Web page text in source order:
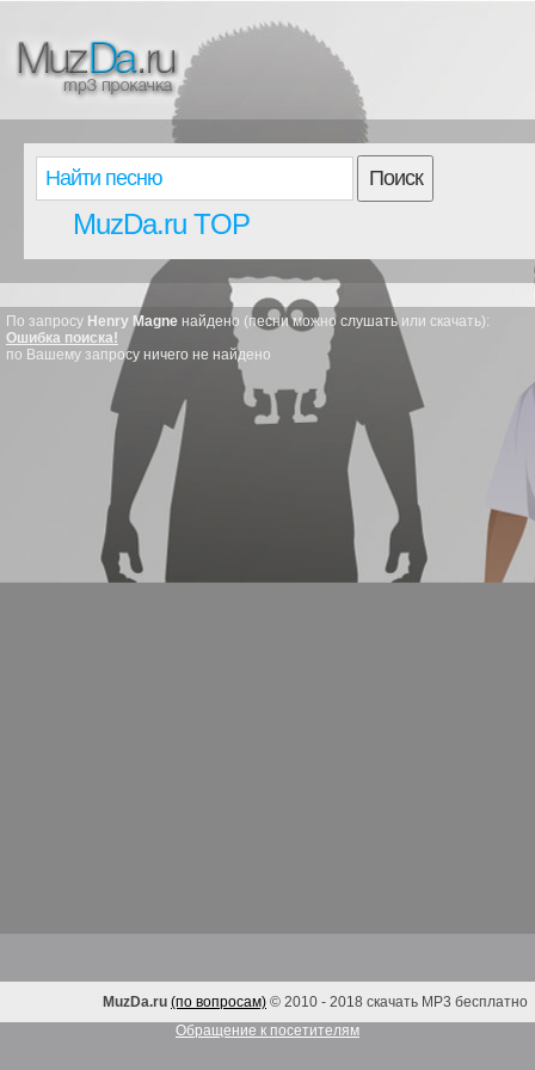
Поиск
MuzDa.ru TOP
По запросу Henry Magne найдено (песни можно слушать или скачать):
Ошибка поиска!
по Вашему запросу ничего не найдено
MuzDa.ru (по вопросам) © 2010 - 2018 скачать MP3 бесплатно
Обращение к посетителям